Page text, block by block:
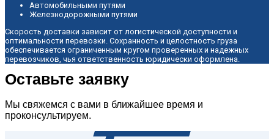
Автомобильными путями
Железнодорожными путями
Скорость доставки зависит от логистической доступности и
оптимальности перевозки. Сохранность и целостность груза
обеспечивается ограниченным кругом проверенных и надежных
перевозчиков, чья ответственность юридически оформлена.
Оставьте заявку
Мы свяжемся с вами в ближайшее время и
проконсультируем.